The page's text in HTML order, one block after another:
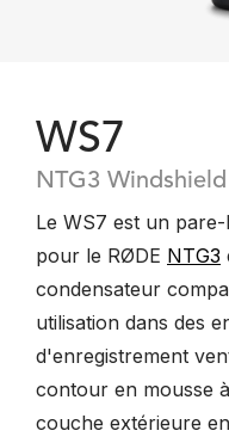
WS7
NTG3 Windshield
Le WS7 est un
pour le RØDE NTG3
condensateur
utilisation dans des
d'enregistrement
contour en mousse
couche extérieure